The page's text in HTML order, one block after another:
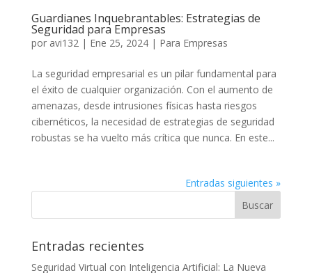
Guardianes Inquebrantables: Estrategias de
Seguridad para Empresas
por avi132| Ene 25, 2024| Para Empresas
La seguridad empresarial es un pilar fundamental para
el éxito de cualquier organización. Con el aumento de
amenazas, desde intrusiones físicas hasta riesgos
cibernéticos, la necesidad de estrategias de seguridad
robustas se ha vuelto más crítica que nunca. En este...
Entradas siguientes »
Entradas recientes
Seguridad Virtual con Inteligencia Artificial: La Nueva